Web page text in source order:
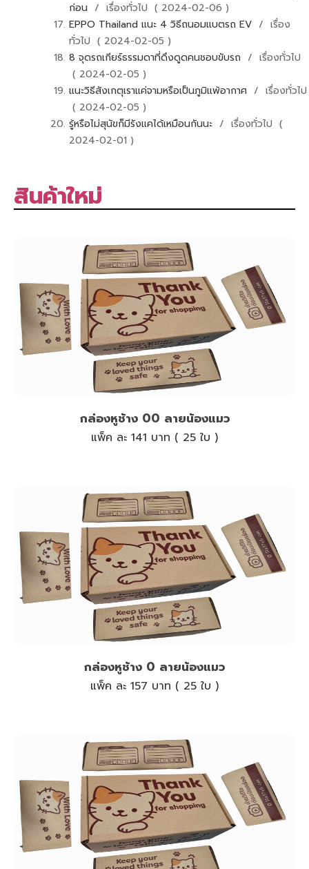
ก่อน / เรื่องทั่วไป ( 2024-02-06 )
EPPO Thailand แนะ 4 วิธีถนอมแบตรถ EV / เรื่อง
ทั่วไป ( 2024-02-05 )
8 จุดรถเกียร์ธรรมดาที่ดึงดูดคนชอบขับรถ / เรื่องทั่วไป
( 2024-02-05 )
แนะวิธีสังเกตุเราแค่จามหรือเป็นภูมิแพ้อากาศ / เรื่องทั่วไป
( 2024-02-05 )
รู้หรือไม่สุนัขก็มีรังแคได้เหมือนกันนะ / เรื่องทั่วไป (
2024-02-01 )
สินค้าใหม่
กล่องหูช้าง 00 ลายน้องแมว
แพ็ค ละ 141 บาท ( 25 ใบ )
กล่องหูช้าง 0 ลายน้องแมว
แพ็ค ละ 157 บาท ( 25 ใบ )